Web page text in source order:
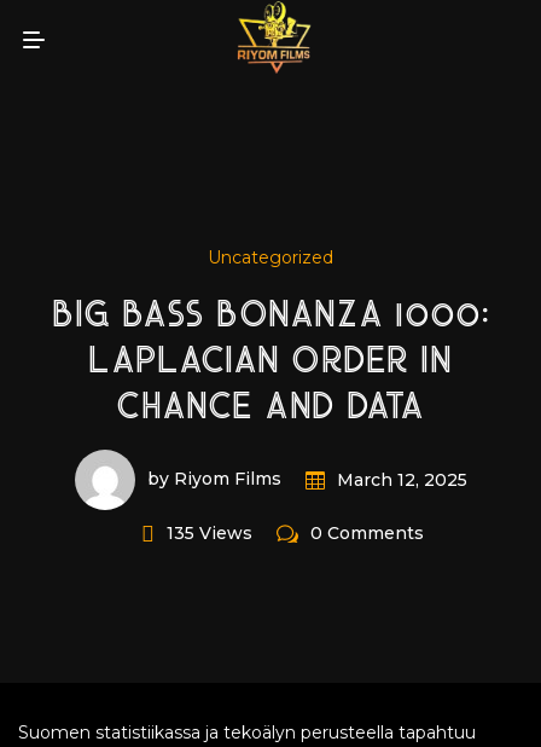
Uncategorized
BIG BASS BONANZA 1000:
LAPLACIAN ORDER IN
CHANCE AND DATA
by Riyom Films March 12, 2025
135 Views 0 Comments
Suomen statistiikassa ja tekoälyn perusteella tapahtuu